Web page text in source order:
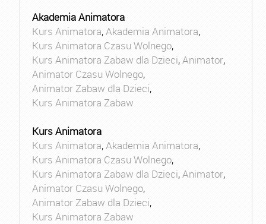
Akademia Animatora
Kurs Animatora,Akademia Animatora,
Kurs Animatora Czasu Wolnego,
Kurs Animatora Zabaw dla Dzieci,Animator,
Animator Czasu Wolnego,
Animator Zabaw dla Dzieci,
Kurs Animatora Zabaw
Kurs Animatora
Kurs Animatora,Akademia Animatora,
Kurs Animatora Czasu Wolnego,
Kurs Animatora Zabaw dla Dzieci,Animator,
Animator Czasu Wolnego,
Animator Zabaw dla Dzieci,
Kurs Animatora Zabaw